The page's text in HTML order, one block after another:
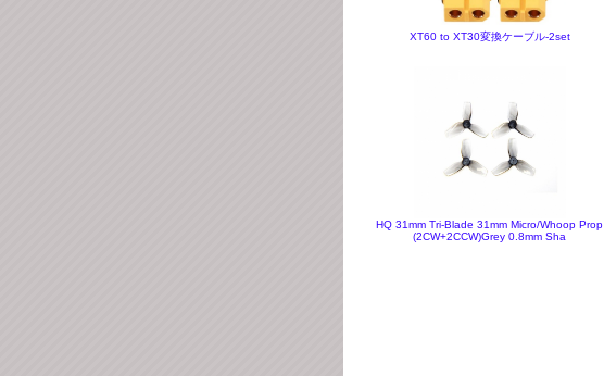
XT60 to XT30変換ケーブル-2set
HQ 31mm Tri-Blade 31mm Micro/Whoop Prop
(2CW+2CCW)Grey 0.8mm Sha